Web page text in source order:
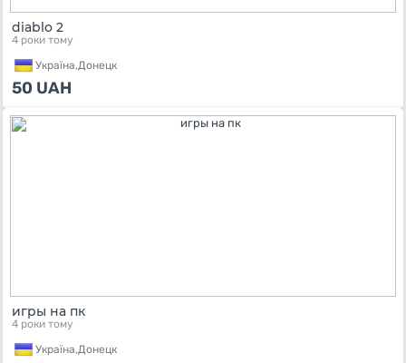
diablo 2
4 роки тому
Україна,Донецк
50 UAH
игры на пк
4 роки тому
Україна,Донецк